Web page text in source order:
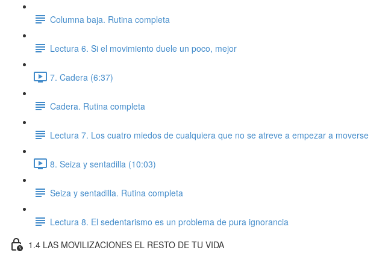
Columna baja. Rutina completa
Lectura 6. Si el movimiento duele un poco, mejor
7. Cadera (6:37)
Cadera. Rutina completa
Lectura 7. Los cuatro miedos de cualquiera que no se atreve a empezar a moverse
8. Seiza y sentadilla (10:03)
Seiza y sentadilla. Rutina completa
Lectura 8. El sedentarismo es un problema de pura ignorancia
1.4 LAS MOVILIZACIONES EL RESTO DE TU VIDA